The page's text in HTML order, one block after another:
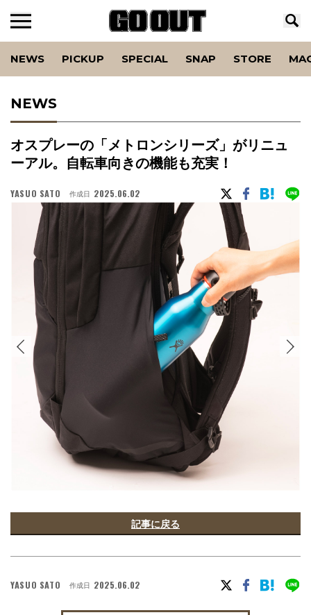
NEWS PICKUP SPECIAL SNAP STORE
NEWS
オスプレーの「メトロンシリーズ」がリニュ
ーアル。自転車向きの機能も充実！
YASUO SATO 作成日 2025.06.02
記事に戻る
YASUO SATO 作成日 2025.06.02